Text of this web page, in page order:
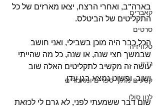
קאברים
סרטים
טלוויזיה
רדיו
קטעים מתוך ספרים ומאמרים
לנון סולו
בארה”ב, ואחרי הרצח, יצאו מארזים של כל
התקליטים של הביטלס.
הכל כבר היה מוכן בשבילי, ואני חושב
שבמשך חצי שנה, או שנה, כל מה שהייתי
עושה זה מקשיב לתקליטים האלה שוב
ושוב, ופשוט נמצא בגן עדן.
שום דבר ששמעתי לפני, לא גרם לי לכזאת